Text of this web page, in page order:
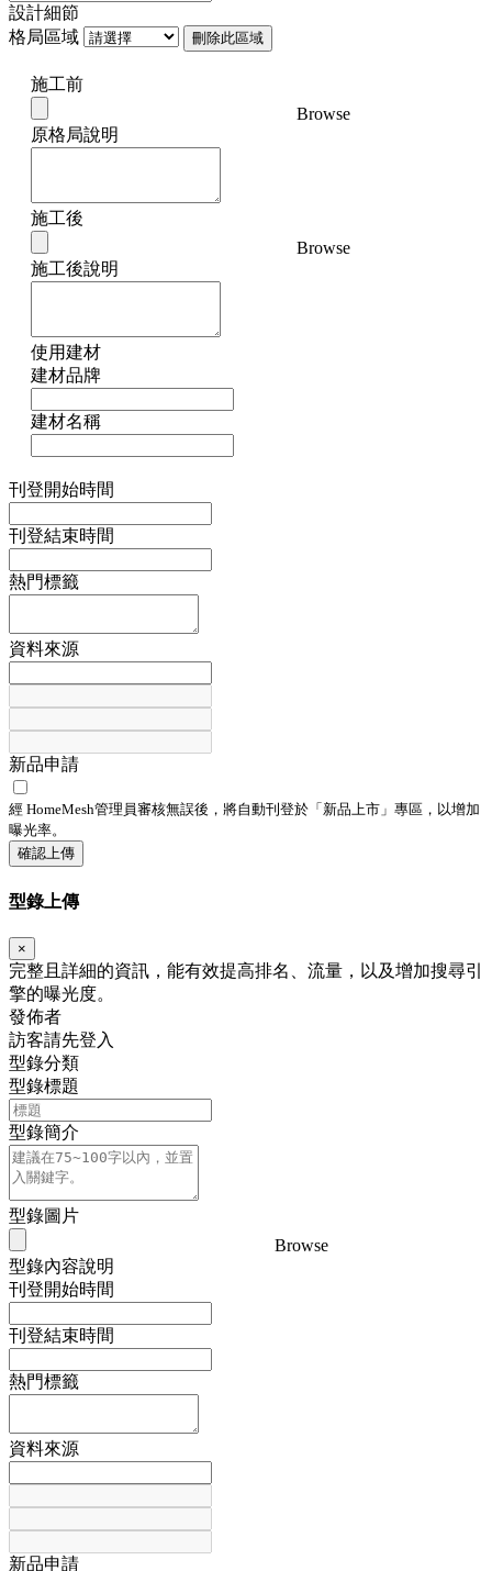
設計細節
格局區域
刪除此區域
施工前
Browse
原格局說明
施工後
Browse
施工後說明
使用建材
建材品牌
建材名稱
刊登開始時間
刊登結束時間
熱門標籤
資料來源
新品申請
經 HomeMesh管理員審核無誤後，將自動刊登於「 新品上市 」專區，以增加
曝光率。
確認上傳
型錄上傳
×
完整且詳細的資訊，能有效提高排名、流量，以及增加搜尋引
擎的曝光度。
發佈者
訪客請先登入
型錄分類
型錄標題
型錄簡介
型錄圖片
Browse
型錄內容說明
刊登開始時間
刊登結束時間
熱門標籤
資料來源
新品申請